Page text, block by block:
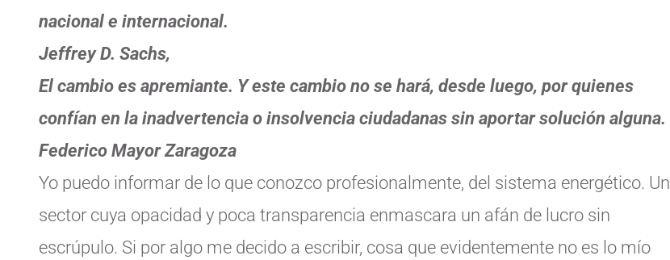
nacional e internacional.
Jeffrey D. Sachs,
El cambio es apremiante. Y este cambio no se hará, desde luego, por quienes
confían en la inadvertencia o insolvencia ciudadanas sin aportar solución alguna.
Federico Mayor Zaragoza
Yo puedo informar de lo que conozco profesionalmente, del sistema energético. Un
sector cuya opacidad y poca transparencia enmascara un afán de lucro sin
escrúpulo. Si por algo me decido a escribir, cosa que evidentemente no es lo mío